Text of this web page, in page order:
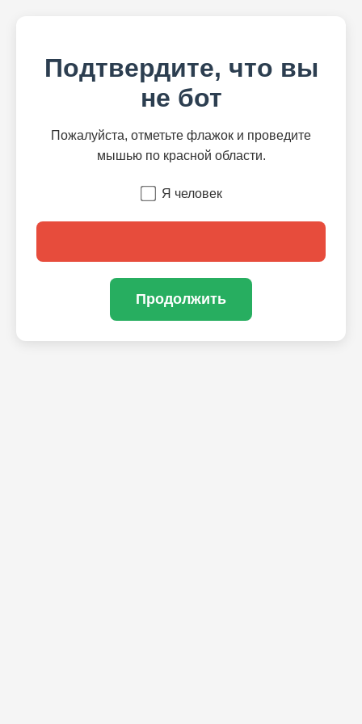
Подтвердите, что вы
не бот
Пожалуйста, отметьте флажок и проведите
мышью по красной области.
Я человек
Продолжить